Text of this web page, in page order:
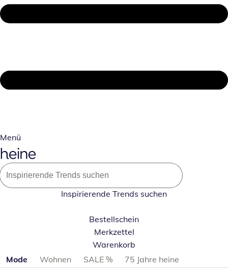
Menü
Inspirierende Trends suchen
Bestellschein
Merkzettel
Warenkorb
Produktkategorien überspringen
Mode Wohnen SALE %
75 Jahre heine